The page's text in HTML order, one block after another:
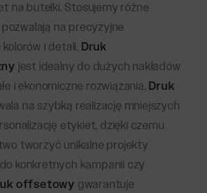
na butelki. Stosujemy różne
na precyzyjne
i detali. Druk
jest idealny do dużych nakładów
i ekonomiczne rozwiązania.Druk
na szybką realizację mniejszych
etykiet, dzięki czemu
tworzyć unikalne projekty
konkretnych kampanii czy
offsetowy gwarantuje